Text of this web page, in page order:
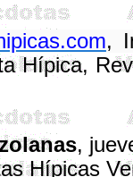
,
Hípica,
,
Hípicas